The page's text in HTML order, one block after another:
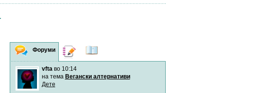
Форуми Дневници
vftaво 10:14
на тема Вегански алтернативи
Дете